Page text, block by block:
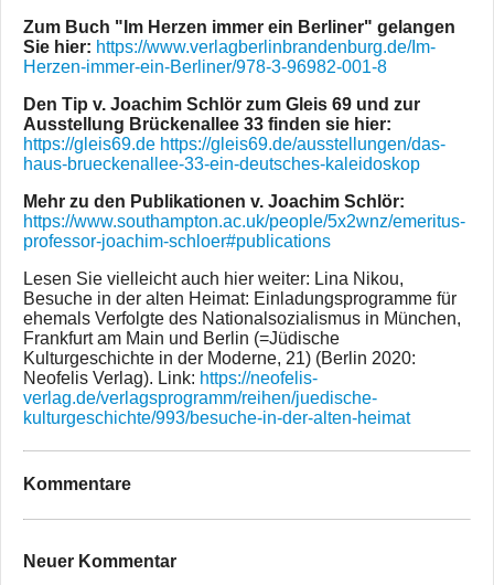
Zum Buch "Im Herzen immer ein Berliner" gelangen
Sie hier: https://www.verlagberlinbrandenburg.de/Im-
Herzen-immer-ein-Berliner/978-3-96982-001-8
Den Tip v. Joachim Schlör zum Gleis 69 und zur
Ausstellung Brückenallee 33 finden sie hier:
https://gleis69.de https://gleis69.de/ausstellungen/das-
haus-brueckenallee-33-ein-deutsches-kaleidoskop
Mehr zu den Publikationen v. Joachim Schlör:
https://www.southampton.ac.uk/people/5x2wnz/emeritus-
professor-joachim-schloer#publications
Lesen Sie vielleicht auch hier weiter: Lina Nikou,
Besuche in der alten Heimat: Einladungsprogramme für
ehemals Verfolgte des Nationalsozialismus in München,
Frankfurt am Main und Berlin (=Jüdische
Kulturgeschichte in der Moderne, 21) (Berlin 2020:
Neofelis Verlag). Link: https://neofelis-
verlag.de/verlagsprogramm/reihen/juedische-
kulturgeschichte/993/besuche-in-der-alten-heimat
Kommentare
Neuer Kommentar